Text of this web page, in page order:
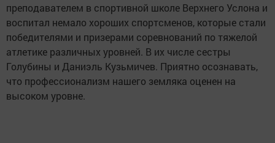
преподавателем в спортивной школе Верхнего Услона и
воспитал немало хороших спортсменов, которые стали
победителями и призерами соревнований по тяжелой
атлетике различных уровней. В их числе сестры
Голубины и Даниэль Кузьмичев. Приятно осознавать,
что профессионализм нашего земляка оценен на
высоком уровне.